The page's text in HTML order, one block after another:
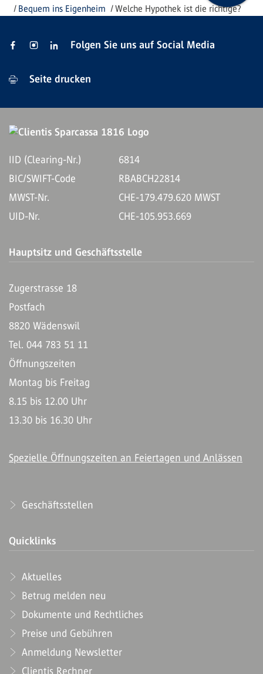
Bequem ins Eigenheim
Welche Hypothek ist die richtige?
Folgen Sie uns auf Social Media
Seite drucken
IID (Clearing-Nr.)
6814
BIC/SWIFT-Code
RBABCH22814
MWST-Nr.
CHE-179.479.620 MWST
UID-Nr.
CHE-105.953.669
Hauptsitz und Geschäftsstelle
Zugerstrasse 18
Postfach
8820 Wädenswil
Tel. 044 783 51 11
Öffnungszeiten
Montag bis Freitag
8.15 bis 12.00 Uhr
13.30 bis 16.30 Uhr
Spezielle Öffnungszeiten an Feiertagen und Anlässen
Geschäftsstellen
Quicklinks
Aktuelles
Betrug melden neu
Dokumente und Rechtliches
Preise und Gebühren
Anmeldung Newsletter
Clientis Rechner